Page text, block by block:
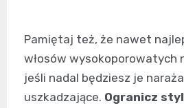
Pamiętaj też, że nawet
włosów wysokoporowatych
jeśli nadal będziesz je
uszkadzające. Ogranicz